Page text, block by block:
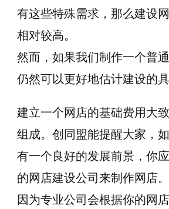
有这些特殊需求，那么建设
相对较高。
然而，如果我们制作一个普
仍然可以更好地估计建设的具
建立一个网店的基础费用大
组成。创同盟能提醒大家，
有一个良好的发展前景，你
的网店建设公司来制作网店。
因为专业公司会根据你的网